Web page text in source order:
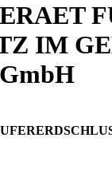
IM